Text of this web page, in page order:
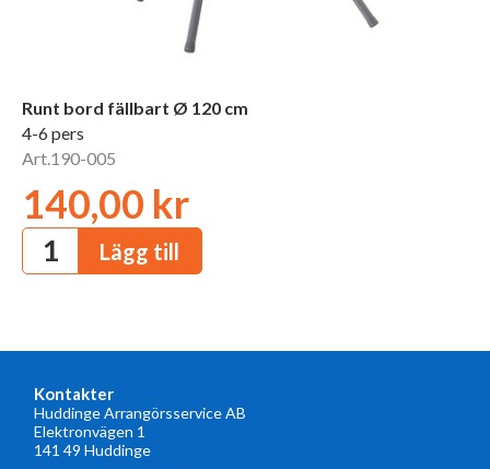
Runt bord fällbart Ø 120 cm
4-6 pers
Art.190-005
140,00 kr
Kontakter
Huddinge Arrangörsservice AB
Elektronvägen 1
141 49 Huddinge